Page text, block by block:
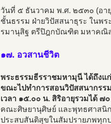
วันที่ ๕ ธันวาคม พ.ศ. ๒๕๓๐ (อา
ชั้นธรรม ฝ่ายวิปัสสนาธุระ ใน
รมานุสิฐ ตรีปิฎกบัณฑิต มหาคณิส
๑๗. อวสานชีวิต
พระธรรมธีรราชมหามุนี ได้ถึงแ
ขณะไปทำการสอนวิปัสสนากรร
เวลา ๑๕.๐๐ น. สิริอายุรวมได้ ๗
คณะศิษยานุศิษย์ และพุทธศาสนิ
ประสบสันติสุขในสัมปรายภพทุก